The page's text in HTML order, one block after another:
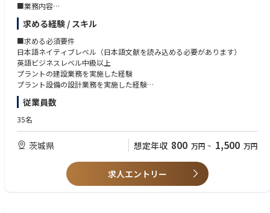
特に以下の項目:
・信頼を獲得する ：広告主との信頼関係を構築し、長期的なパートナーシ
ップを育む。社内の各プロダクトチームからも信頼され、組織横断の協力
体制を築ける。
・誰よりも詳しく ：担当する複数プロダクト（Lalune、頭痛ーる、お天
気.com、医療事典、melmo、アットリンクビジョン）のユーザー特性・
メディア価値・市場について深い知識を持ち、顧客に対して的確な情報提
供ができる。
・成果を出す ：強い当事者意識で売上目標達成に向け自ら行動し続ける。
商材の見直しや新規スキームの構築など、現状に満足せず収益拡大に向け
た施策を推進できる。
・革新と改善を主導 / 組織水準を高める ：分散した営業機能を統合し、属
人的な営業からの脱却と再現性ある組織の構築を主導できる。
■業務内容
・この度、海外においてプロジェクトを推進する上で、建築・土木関連プ
ロジェクト遂行業務を担当していただける、
建築土木エンジニアリングバックグラウンドを持った方の採用・募集を積
極的に実施することといたしました。
具体的には、当社が、国内外のメーカー、エンジニア会社等と協力して上
記のような事業を推進していくにあたり、事業およびプロジェクトを統括
する業務（主に以下のような業務）に従事していただく人材を募集いたし
採用にあたっては、ご本人の適性やご経験、ご希望等に応じて、適切なポ
ジションをご提案・ご相談させていただきます。
・建築土木関連業務の遂行
・上記項目に係る客先・社内関係者・外注先との調整・折衝
・なお、上記各業務における基本設計や詳細設計などの実作業は、協力会
求める経験 / スキル
■求める必須要件
日本語ネイティブレベル（日本語文献を読み込める必要があります）
英語ビジネスレベル中級以上
プラントの建設業務を実施した経験
プラント設備の設計業務を実施した経験
■歓迎要件
英語ビジネスレベル上級
原子力関連プラントに係る経験
国内外の原子力規制に関する知識
従業員数
35名
茨城県 想定年収 800 万円 ~ 1,500 万円
求人エントリー